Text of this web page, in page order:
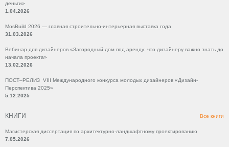
деньги»
1.04.2026
MosBuild 2026 — главная строительно-интерьерная выставка года
31.03.2026
Вебинар для дизайнеров «Загородный дом под аренду: что дизайнеру важно знать до
начала проекта»
13.02.2026
ПОСТ–РЕЛИЗ VIII Международного конкурса молодых дизайнеров «Дизайн-
Перспектива 2025»
5.12.2025
КНИГИ Все книги
Магистерская диссертация по архитектурно-ландшафтному проектированию
7.05.2026